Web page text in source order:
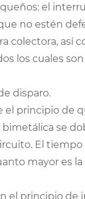
el
no estén
colectora, así
los cuales
disparo.
principio de
se
El
mayor es
el principio